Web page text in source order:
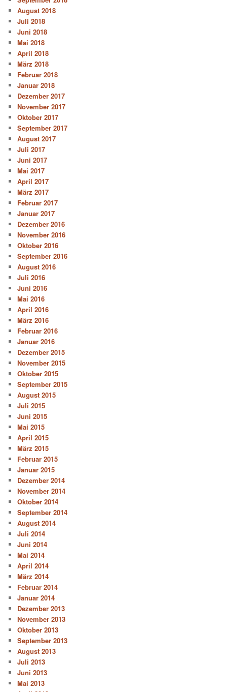
August 2018
Juli 2018
Juni 2018
Mai 2018
April 2018
März 2018
Februar 2018
Januar 2018
Dezember 2017
November 2017
Oktober 2017
September 2017
August 2017
Juli 2017
Juni 2017
Mai 2017
April 2017
März 2017
Februar 2017
Januar 2017
Dezember 2016
November 2016
Oktober 2016
September 2016
August 2016
Juli 2016
Juni 2016
Mai 2016
April 2016
März 2016
Februar 2016
Januar 2016
Dezember 2015
November 2015
Oktober 2015
September 2015
August 2015
Juli 2015
Juni 2015
Mai 2015
April 2015
März 2015
Februar 2015
Januar 2015
Dezember 2014
November 2014
Oktober 2014
September 2014
August 2014
Juli 2014
Juni 2014
Mai 2014
April 2014
März 2014
Februar 2014
Januar 2014
Dezember 2013
November 2013
Oktober 2013
September 2013
August 2013
Juli 2013
Juni 2013
Mai 2013